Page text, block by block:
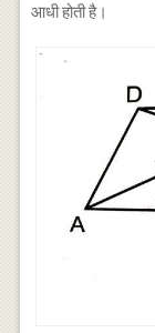
आधी होती है।